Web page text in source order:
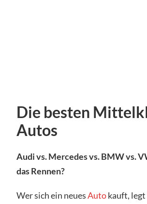
Die besten
Autos
Audi vs. Mercedes vs. BMW vs.
das Rennen?
Wer sich ein neuesAutokauft, legt